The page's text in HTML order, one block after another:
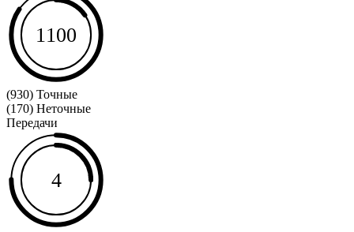
1100
(930) Точные
(170) Неточные
Передачи
4